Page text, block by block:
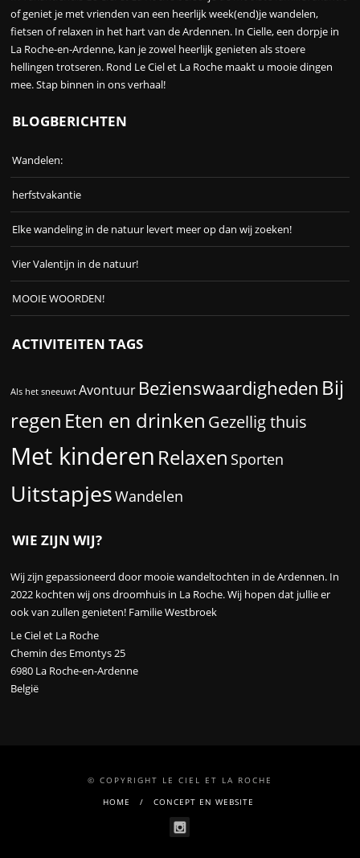
of geniet je met vrienden van een heerlijk week(end)je wandelen,
fietsen of relaxen in het hart van de Ardennen. In Cielle, een dorpje in
La Roche-en-Ardenne, kan je zowel heerlijk genieten als stoere
hellingen trotseren. Rond Le Ciel et La Roche maakt u mooie dingen
mee. Stap binnen in ons verhaal!
BLOGBERICHTEN
Wandelen:
herfstvakantie
Elke wandeling in de natuur levert meer op dan wij zoeken!
Vier Valentijn in de natuur!
MOOIE WOORDEN!
ACTIVITEITEN TAGS
Als het sneeuwt Avontuur Bezienswaardigheden Bij
regen Eten en drinken Gezellig thuis
Met kinderen Relaxen Sporten
UitstapjesWandelen
WIE ZIJN WIJ?
Wij zijn gepassioneerd door mooie wandeltochten in de Ardennen. In
2022 kochten wij ons droomhuis in La Roche. Wij hopen dat jullie er
ook van zullen genieten! Familie Westbroek
Le Ciel et La Roche
Chemin des Emontys 25
6980 La Roche-en-Ardenne
België
© COPYRIGHT LE CIEL ET LA ROCHE
HOME
CONCEPT EN WEBSITE